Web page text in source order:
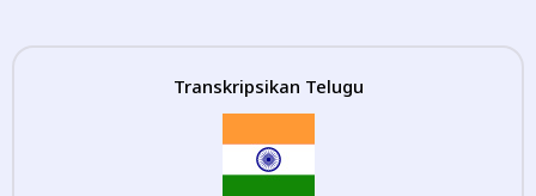
Transkripsikan Telugu